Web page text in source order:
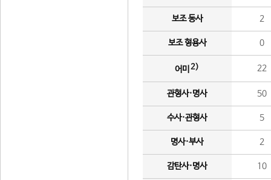
보조 동사 2
보조 형용사 0
어미 2) 22
관형사·명사 50
수사·관형사 5
명사·부사 2
감탄사·명사 10